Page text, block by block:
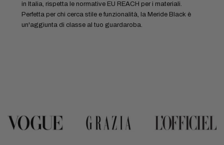
in Italia, rispetta le normative EU REACH per i materiali.
Perfetta per chi cerca stile e funzionalità, la Meride Black è
un'aggiunta di classe al tuo guardaroba.